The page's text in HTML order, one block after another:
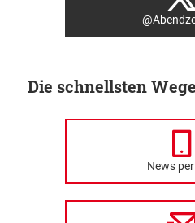
Die schnellsten
News